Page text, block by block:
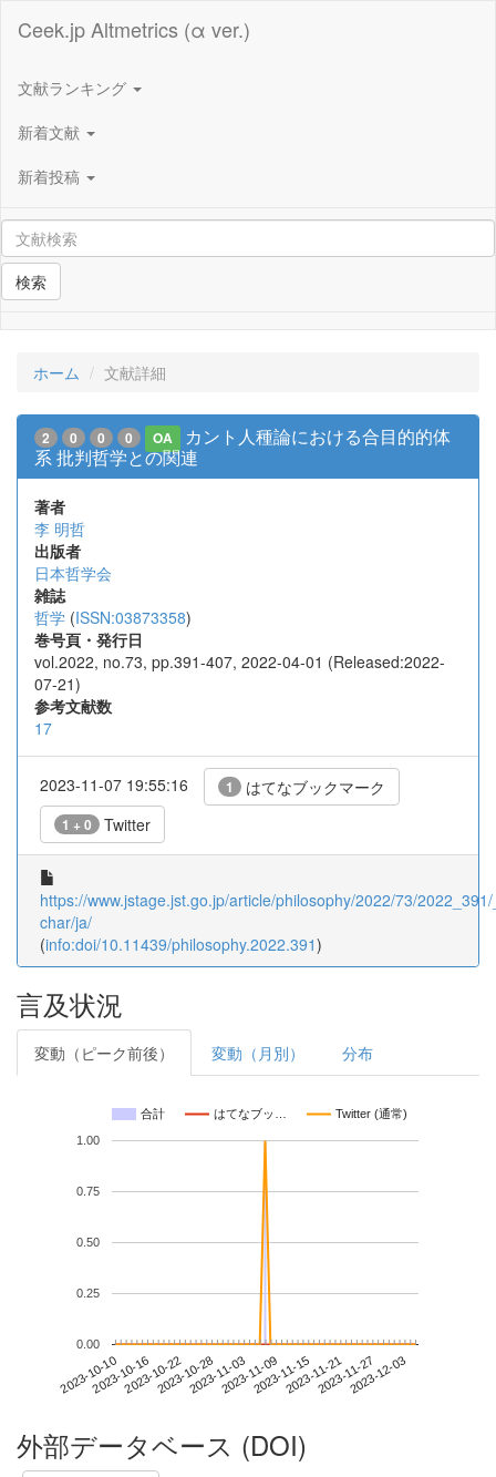
Ceek.jp Altmetrics (α ver.)
文献ランキング
新着文献
新着投稿
検索
ホーム 文献詳細
2 0 0 0 OA
カント人種論における合目的的体
系 批判哲学との関連
著者
李 明哲
出版者
日本哲学会
雑誌
哲学 (ISSN:03873358)
巻号頁・発行日
vol.2022, no.73, pp.391-407, 2022-04-01 (Released:2022-
07-21)
参考文献数
17
2023-11-07 19:55:16 1 はてなブックマーク
1 + 0 Twitter
https://www.jstage.jst.go.jp/article/philosophy/2022/73/
char/ja/
(info:doi/10.11439/philosophy.2022.391)
言及状況
変動（ピーク前後） 変動（月別） 分布
合計 はてなブッ… Twitter (通常)
2023-10-102023-10-162023-10-222023-10-282023-11-032023-11-092023-11-152023-11-212023-11-272023-12-03
0.00
0.25
0.50
0.75
1.00
外部データベース (DOI)